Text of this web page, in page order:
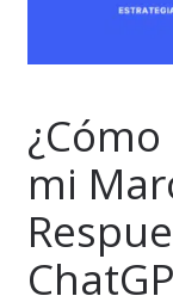
mi